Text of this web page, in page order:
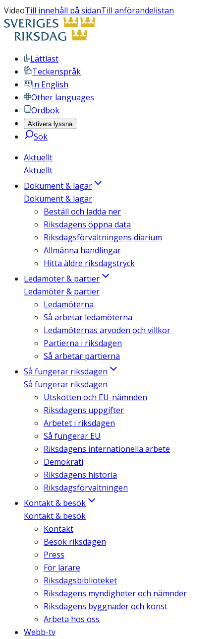
VideoTill innehåll på sidanTill anförandelistan
Lättläst
Teckenspråk
In English
Other languages
Ordbok
Aktivera lyssna
Sök
Aktuellt
Aktuellt
Dokument & lagar
Dokument & lagar
Beställ och ladda ner
Riksdagens öppna data
Riksdagsförvaltningens diarium
Allmänna handlingar
Hitta äldre riksdagstryck
Ledamöter & partier
Ledamöter & partier
Ledamöterna
Så arbetar ledamöterna
Ledamöternas arvoden och villkor
Partierna i riksdagen
Så arbetar partierna
Så fungerar riksdagen
Så fungerar riksdagen
Utskotten och EU-nämnden
Riksdagens uppgifter
Arbetet i riksdagen
Så fungerar EU
Riksdagens internationella arbete
Demokrati
Riksdagens historia
Riksdagsförvaltningen
Kontakt & besök
Kontakt & besök
Kontakt
Besök riksdagen
Press
För lärare
Riksdagsbiblioteket
Riksdagens myndigheter och nämnder
Riksdagens byggnader och konst
Arbeta hos oss
Webb-tv